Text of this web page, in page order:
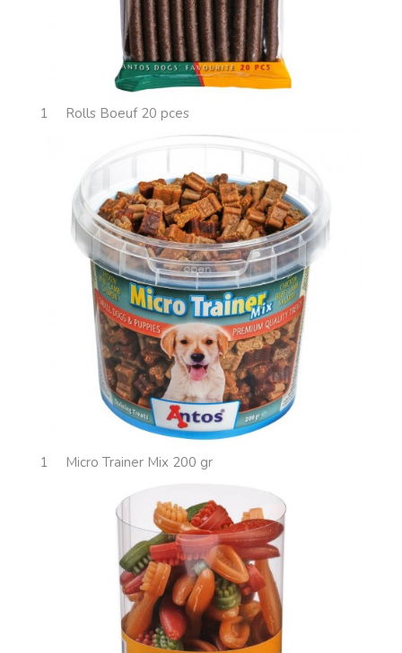
1 Rolls Boeuf 20 pces
1 Micro Trainer Mix 200 gr